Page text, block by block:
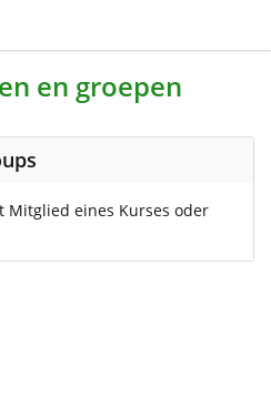
en groepen
Mitglied eines Kurses oder